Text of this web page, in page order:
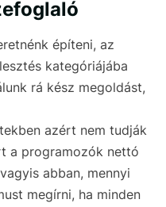
építeni, az
kategóriájába
rá kész megoldást,
azért nem tudják
a programozók nettó
abban, mennyi
megírni, ha minden